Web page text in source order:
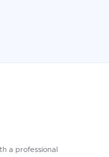
a professional